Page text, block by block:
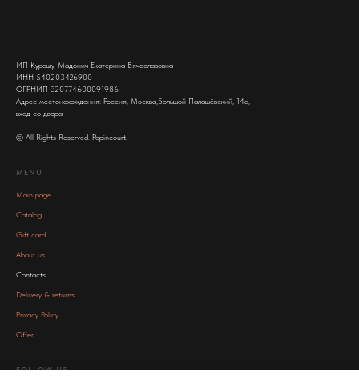
ИП Курошу-Мадонич Екатерина Вячеславовна
ИНН 540203426900
ОГРНИП 320774600091986
Адрес местонахождения: Россия, Москва,Большой Палашёвский, 14а,
вход со двора
© All Rights Reserved. Popincourt.
MENU
Main page
Catalog
Gift card
About us
Contacts
Delivery & returns
Privacy Policy
Offer
FOLLOW US